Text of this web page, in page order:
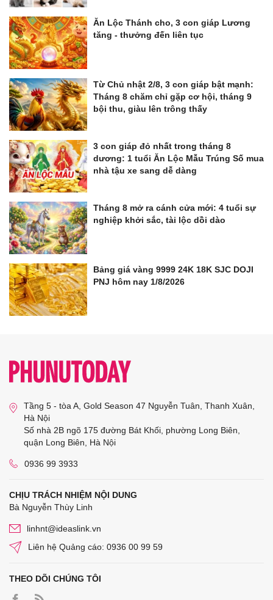
Ăn Lộc Thánh cho, 3 con giáp Lương
tăng - thưởng đến liên tục
Từ Chủ nhật 2/8, 3 con giáp bật mạnh:
Tháng 8 chăm chỉ gặp cơ hội, tháng 9
bội thu, giàu lên trông thấy
3 con giáp đỏ nhất trong tháng 8
dương: 1 tuổi Ăn Lộc Mẫu Trúng Số mua
nhà tậu xe sang dễ dàng
Tháng 8 mở ra cánh cửa mới: 4 tuổi sự
nghiệp khởi sắc, tài lộc dồi dào
Bảng giá vàng 9999 24K 18K SJC DOJI
PNJ hôm nay 1/8/2026
Tầng 5 - tòa A, Gold Season 47 Nguyễn Tuân, Thanh Xuân,
Hà Nội
Số nhà 2B ngõ 175 đường Bát Khối, phường Long Biên,
quận Long Biên, Hà Nội
0936 99 3933
CHỊU TRÁCH NHIỆM NỘI DUNG
Bà Nguyễn Thùy Linh
linhnt@ideaslink.vn
Liên hệ Quảng cáo: 0936 00 99 59
THEO DÕI CHÚNG TÔI